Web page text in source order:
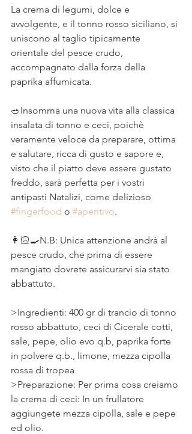
La crema di legumi, dolce e
avvolgente, e il tonno rosso siciliano, si
uniscono al taglio tipicamente
orientale del pesce crudo,
accompagnato dalla forza della
paprika affumicata.⠀
🥗Insomma una nuova vita alla classica
insalata di tonno e ceci, poichè
veramente veloce da preparare, ottima
e salutare, ricca di gusto e sapore e,
visto che il piatto deve essere gustato
freddo, sarà perfetta per i vostri
antipasti Natalizi, come delizioso
#fingerfood o #aperitivo.⠀
👩🏻‍🍳N.B: Unica attenzione andrà al
pesce crudo, che prima di essere
mangiato dovrete assicurarvi sia stato
abbattuto.⠀
>Ingredienti: 400 gr di trancio di tonno
rosso abbattuto, ceci di Cicerale cotti,
sale, pepe, olio evo q.b, paprika forte
in polvere q.b., limone, mezza cipolla
rossa di tropea
>Preparazione: Per prima cosa creiamo
la crema di ceci: In un frullatore
aggiungete mezza cipolla, sale e pepe
ed olio.